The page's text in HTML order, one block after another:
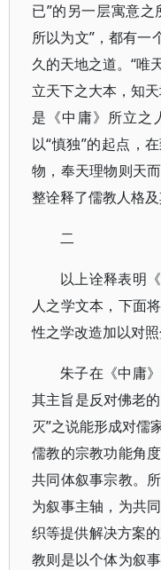
已”的另一层寓意之
所以为文”，都有一
久的天地之道。“唯
立天下之大本，知
是《中庸》所立之
以“慎独”的起点，
物，奉天理物则天
整诠释了儒教人格及
二
以上诠释表明
人之学文本，下面
性之学改造加以对
朱子在《中庸
其主旨是反对佛老
灭”之说能形成对儒
儒教的宗教功能角
共同体叙事宗教。
为叙事主轴，为共
织等提供解决方案
教则是以个体为叙